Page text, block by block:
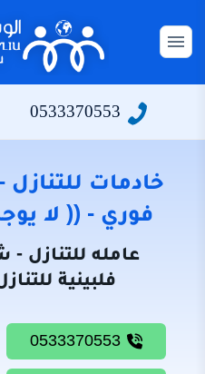
المحتوىالقائمة
الرئيسية
سياسة
من
نحن
خادمات
للتنازل
شغالات
للتنازل
0533370553
خادمات
فوري - (( لا
عامله للتنازل -
فلبينية